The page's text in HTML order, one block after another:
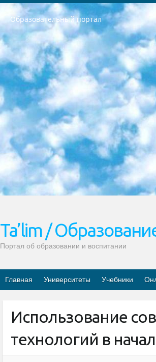
Образовательный портал
РЕСПУБЛИКА УЗБЕКИСТАН МИНИСТРЕРСТВО ДОШКОЛЬНОГО И ШКОЛЬНОГО ОБРАЗОВАНИЯ КОМАНДА в общеобразовательных учреждениях в 2023-2024 учебном году организация и проведение итоговой государственной аттестации обучающихся о Министра дошкольного и школьного образования Республики Узбекистан от 4 марта 2008 года (постановлением Минюста от 20 марта 2008 года № 1778 государственной регистрации) «Итоговое состояние учащихся общего среднего образования на основании положения об утверждении положения об аттестации общего среднего образования выпускной экзамен студентов в образовательных учреждениях в 2023-2024 учебном году В целях организации и прохождения аттестации приказываю: 1. Следующее: перечень предметов, по которым будет проводиться итоговая государственная аттестация и экзамен формы перевода согласно приложению 1; сертификаты международного образца, оценивающие уровень владения иностранными языками перечень согласно приложению 2; 2. Педагогический при специализированных образовательных учреждениях. научно-практический центр квалификации и международной оценки (Д.Давидова) 2024 г. До 25 марта: задания по предметам, по которым будет проводиться итоговая аттестация разработка и утверждение технических условий; итоговая аттестация на основании разработанного предметного задания разработка вопросов по предметам (устно и письменно), экзамен передача; общеобразовательные средние школы и специальные учебные заведения учащиеся выпускных классов школ и интернатов в агентской системе подготовка базы данных экзаменационных материалов и критериев оценки; перевод базы экзаменационных материалов на все языки обучения подать в Республиканский образовательный центр для изготовления; варианты экзаменов на основе разработанных контрольных материалов пусть будут поставлены задачи формирования. 3. Республиканский образовательный центр (Ш.Худайкулов) до 5 апреля 2024 года. до: база данных предоставленных экзаменационных материалов на все языки обучения перевод и экспертиза; для слепых, слабовидящих, глухих, слабослышащих и умственно отсталых детей учащиеся выпускных классов специализированных школ и школ-интернатов база данных экзаменационных материалов на всех преподаваемых языках подготовка критериев оценки; специализированные школы для умственно отсталых детей и технологии для учащихся выпускных классов школ-интернатов разработка соответствующих рекомендаций и критериев проведения ЕГЭ по естествознанию давать задания. 4. Педагогический при специализированных образовательных учреждениях. Научно-практический центр навыков и международной оценки (Д.Давидова), Республика образовательный центр (Худайкулов Ш.) итоговый государственный аттестационный экзамен ориентирован на творческое и логическое мышление при подготовке базы материалов учитывать введение заданий. 5. Следует отметить, что: сертификат государственного образца о знании общеобразовательного предмета и как минимум
Ta’lim /
Портал об образовании и воспитании
Главная Университеты Учебники
Использование
технологий в